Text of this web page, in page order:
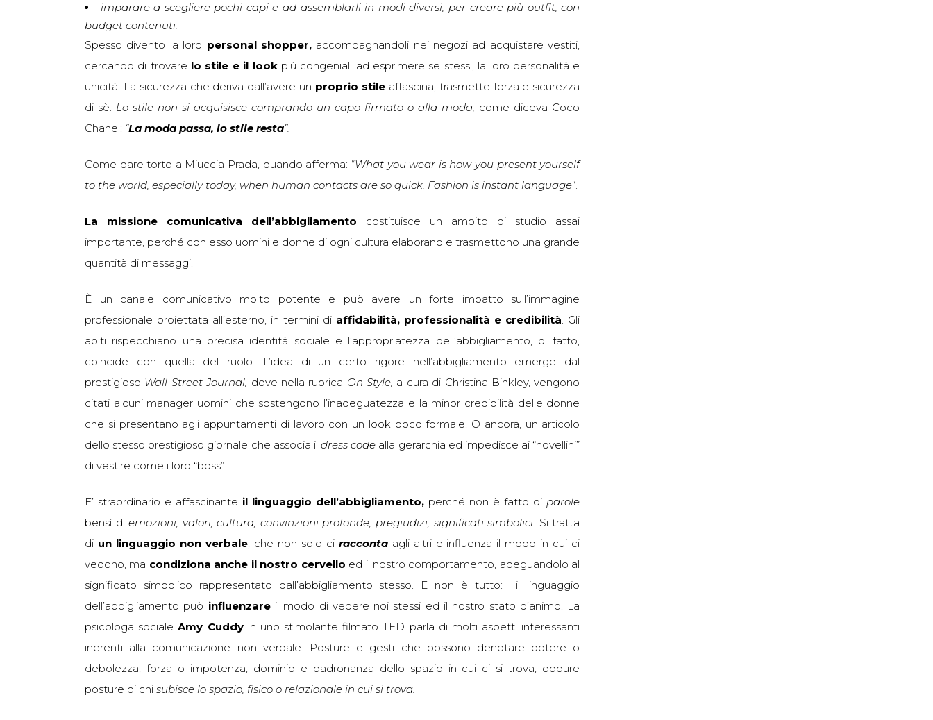
imparare a scegliere pochi capi e ad assemblarli in modi diversi, per creare più outfit, con
budget contenuti.
Spesso divento la loro personal shopper,accompagnandoli nei negozi ad acquistare vestiti,
cercando di trovare lo stile e il lookpiù congeniali ad esprimere se stessi, la loro personalità e
unicità. La sicurezza che deriva dall’avere un proprio stileaffascina, trasmette forza e sicurezza
di sè. Lo stile non si acquisisce comprando un capo firmato o alla moda, come diceva Coco
Chanel: “La moda passa, lo stile resta”.
Come dare torto a Miuccia Prada, quando afferma: “What you wear is how you present yourself
to the world, especially today, when human contacts are so quick. Fashion is instant language“.
La missione comunicativa dell’abbigliamento costituisce un ambito di studio assai
importante, perché con esso uomini e donne di ogni cultura elaborano e trasmettono una grande
quantità di messaggi.
È un canale comunicativo molto potente e può avere un forte impatto sull’immagine
professionale proiettata all’esterno, in termini di affidabilità, professionalità e credibilità. Gli
abiti rispecchiano una precisa identità sociale e l’appropriatezza dell’abbigliamento, di fatto,
coincide con quella del ruolo. L’idea di un certo rigore nell’abbigliamento emerge dal
prestigioso Wall Street Journal, dove nella rubrica On Style, a cura di Christina Binkley, vengono
citati alcuni manager uomini che sostengono l’inadeguatezza e la minor credibilità delle donne
che si presentano agli appuntamenti di lavoro con un look poco formale. O ancora, un articolo
dello stesso prestigioso giornale che associa ildress code alla gerarchia ed impedisce ai “novellini”
di vestire come i loro “boss”.
E’ straordinario e affascinante il linguaggio dell’abbigliamento, perché non è fatto diparole
bensì diemozioni, valori, cultura, convinzioni profonde, pregiudizi, significati simbolici. Si tratta
di un linguaggio non verbale, che non solo ci raccontaagli altri e influenza il modo in cui ci
vedono, ma condiziona anche il nostro cervello ed il nostro comportamento, adeguandolo al
significato simbolico rappresentato dall’abbigliamento stesso. E non è tutto: il linguaggio
dell’abbigliamento può influenzare il modo di vedere noi stessi ed il nostro stato d’animo. La
psicologa socialeAmy Cuddyin uno stimolante filmato TED parla di molti aspetti interessanti
inerenti alla comunicazione non verbale. Posture e gesti che possono denotare potere o
debolezza, forza o impotenza, dominio e padronanza dello spazio in cui ci si trova, oppure
posture di chi subisce lo spazio, fisico o relazionale in cui si trova.